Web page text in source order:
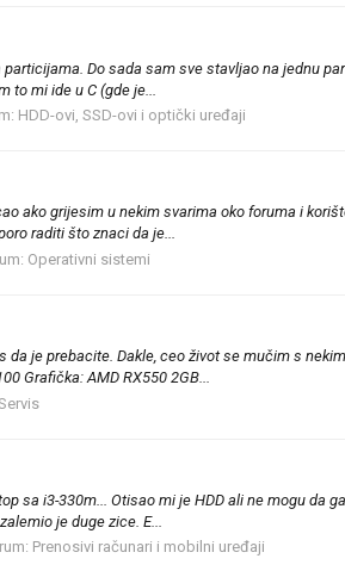
Do sada sam sve stavljao na jednu
mi ide u C (gde je...
HDD-ovi, SSD-ovi i optički uređaji
ako grijesim u nekim svarima oko foruma i
raditi što znaci da je...
Operativni sistemi
je prebacite. Dakle, ceo život se mučim s
Grafička: AMD RX550 2GB...
sa i3-330m... Otisao mi je HDD ali ne mogu da
je duge zice. E...
Prenosivi računari i mobilni uređaji